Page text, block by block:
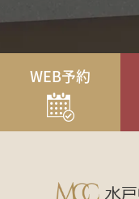
WEB予約